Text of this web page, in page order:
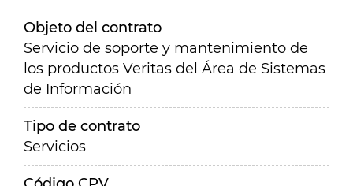
Objeto del contrato
Servicio de soporte y mantenimiento de
los productos Veritas del Área de Sistemas
de Información
Tipo de contrato
Servicios